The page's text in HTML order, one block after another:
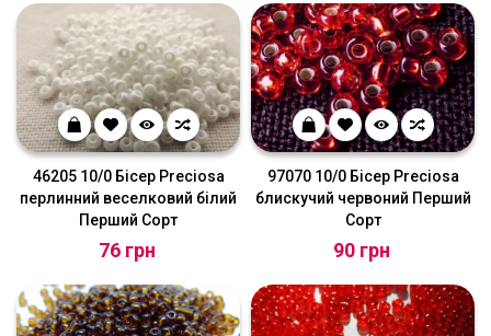
46205 10/0 Бісер Preciosa
перлинний веселковий білий
Перший Сорт
76 грн
97070 10/0 Бісер Preciosa
блискучий червоний Перший
Сорт
90 грн